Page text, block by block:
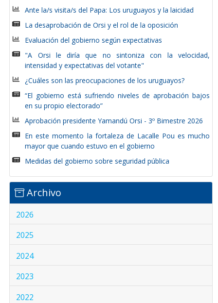
Ante la/s visita/s del Papa: Los uruguayos y la laicidad
La desaprobación de Orsi y el rol de la oposición
Evaluación del gobierno según expectativas
"A Orsi le diría que no sintoniza con la velocidad,
intensidad y expectativas del votante"
¿Cuáles son las preocupaciones de los uruguayos?
“El gobierno está sufriendo niveles de aprobación bajos
en su propio electorado”
Aprobación presidente Yamandú Orsi - 3º Bimestre 2026
En este momento la fortaleza de Lacalle Pou es mucho
mayor que cuando estuvo en el gobierno
Medidas del gobierno sobre seguridad pública
Archivo
2026
2025
2024
2023
2022